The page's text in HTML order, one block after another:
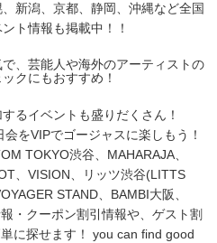
新潟、京都、静岡、沖縄など全国
ト情報も掲載中！！
、芸能人や海外のアーティストの
クにもおすすめ！
るイベントも盛りだくさん！
をVIPでゴージャスに楽しもう！
TOKYO渋谷、MAHARAJA、
、VISION、リッツ渋谷(LITTS
STAND、BAMBI大阪、
・クーポン割引情報や、ゲスト割
に探せます！ you can find good